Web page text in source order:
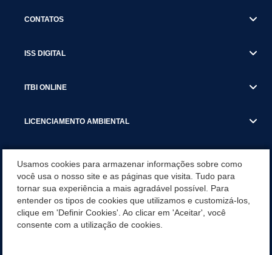
CONTATOS
ISS DIGITAL
ITBI ONLINE
LICENCIAMENTO AMBIENTAL
SERVIÇOS
SERVIÇOS DO DEPARTAMENTO DE RECEITA MUNICIPAL
Usamos cookies para armazenar informações sobre como
você usa o nosso site e as páginas que visita. Tudo para
tornar sua experiência a mais agradável possível. Para
entender os tipos de cookies que utilizamos e customizá-los,
clique em 'Definir Cookies'. Ao clicar em 'Aceitar', você
consente com a utilização de cookies.